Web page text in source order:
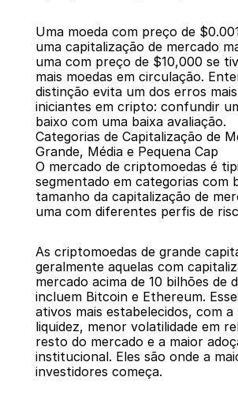
Uma moeda com preço de
uma capitalização de mercado
uma com preço de $10,000 se
mais moedas em circulação.
distinção evita um dos erros
iniciantes em cripto: confundir
baixo com uma baixa avaliação.
Categorias de Capitalização de
Grande, Média e Pequena Cap
O mercado de criptomoedas é
segmentado em categorias com
tamanho da capitalização de
uma com diferentes perfis de
As criptomoedas de grande
geralmente aquelas com
mercado acima de 10 bilhões de
incluem Bitcoin e Ethereum.
ativos mais estabelecidos, com a
liquidez, menor volatilidade em
resto do mercado e a maior
institucional. Eles são onde a
investidores começa.